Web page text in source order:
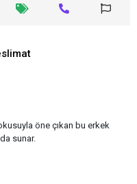
öne çıkan bu erkek
sunar.